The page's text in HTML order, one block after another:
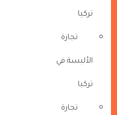
تركيا
تجارة
الألبسة في
تركيا
تجارة